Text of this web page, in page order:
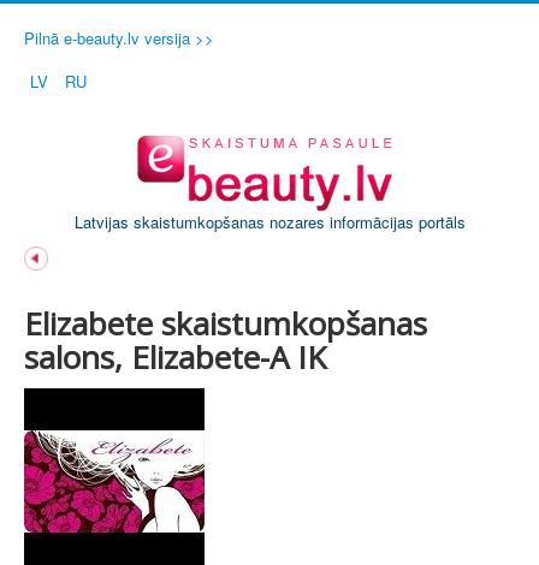
Pilnā e-beauty.lv versija >>
LV
RU
Latvijas skaistumkopšanas nozares informācijas portāls
Elizabete skaistumkopšanas
salons, Elizabete-A IK